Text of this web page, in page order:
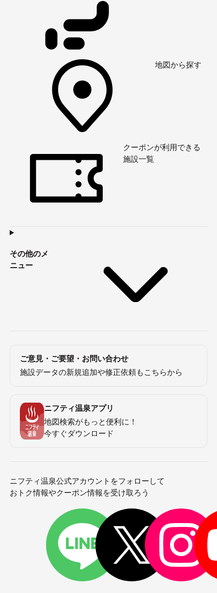
地図から探す
クーポンが利用できる
施設一覧
その他のメ
ニュー
ご意見・ご要望・お問い合わせ
施設データの新規追加や修正依頼もこちらから
ニフティ温泉アプリ
地図検索がもっと便利に！
今すぐダウンロード
ニフティ温泉公式アカウントをフォローして
おトク情報やクーポン情報を受け取ろう